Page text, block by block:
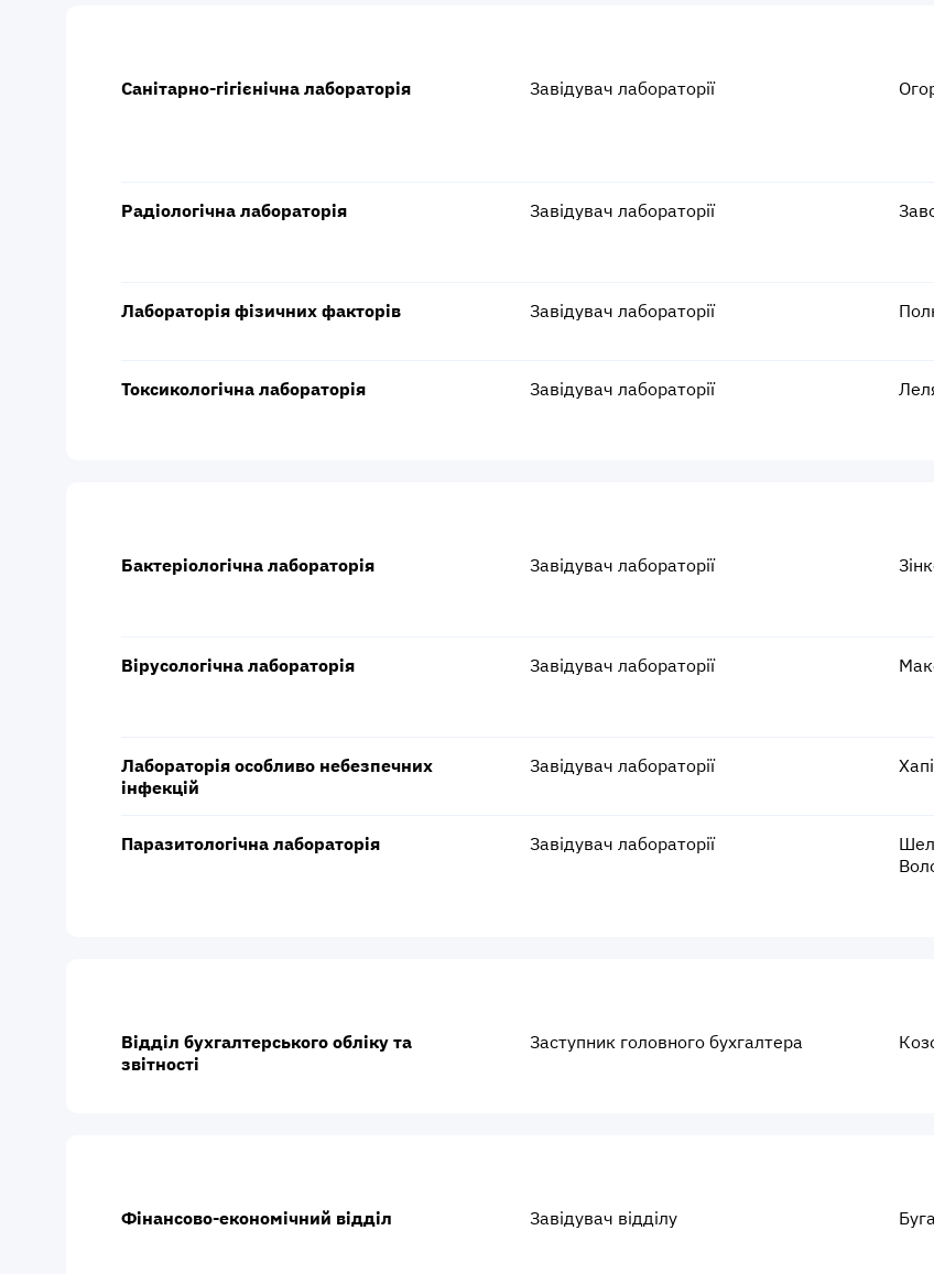
Санітарно-гігієнічна лабораторія Завідувач лабораторії
Радіологічна лабораторія Завідувач лабораторії
Лабораторія фізичних факторів Завідувач лабораторії
Токсикологічна лабораторія Завідувач лабораторії
Бактеріологічна лабораторія Завідувач лабораторії
Вірусологічна лабораторія Завідувач лабораторії
Лабораторія особливо небезпечних
інфекцій
Завідувач лабораторії
Паразитологічна лабораторія Завідувач лабораторії
Відділ бухгалтерського обліку та
звітності
Заступник головного бухгалтера
Фінансово-економічний відділ Завідувач відділу